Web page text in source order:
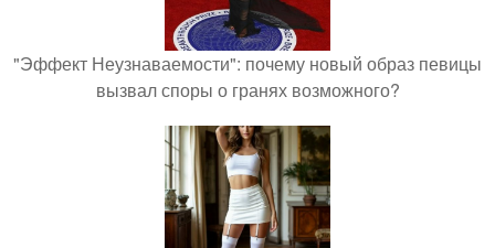
"Эффект Неузнаваемости": почему новый образ певицы
вызвал споры о гранях возможного?